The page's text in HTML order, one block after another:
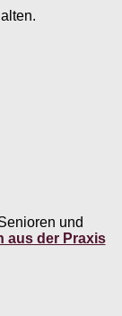
und
aus der Praxis